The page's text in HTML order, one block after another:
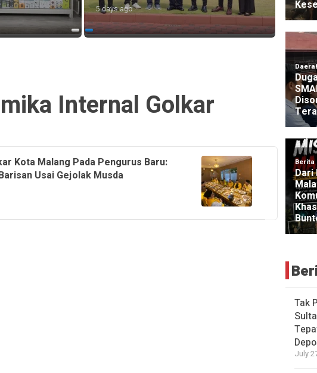
5 days ago 4 days
Internal Golkar
Kota Malang Pada Pengurus Baru:
Usai Gejolak Musda
Tak
July